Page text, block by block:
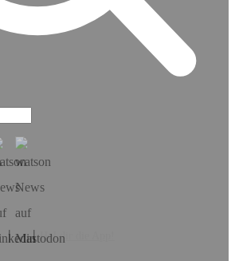
Hol dir die App!